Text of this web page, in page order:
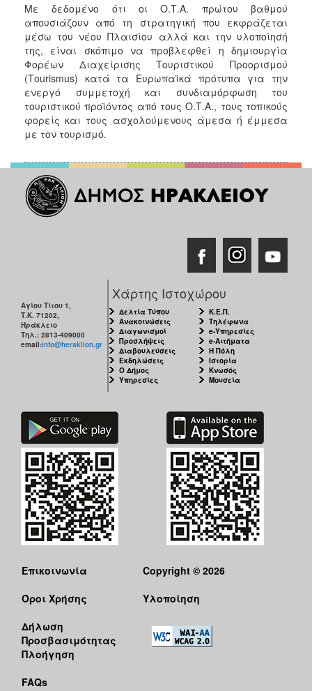
Με δεδομένο ότι οι Ο.Τ.Α. πρώτου βαθμού
απουσιάζουν από τη στρατηγική που εκφράζεται
μέσω του νέου Πλαισίου αλλά και την υλοποίησή
της, είναι σκόπιμο να προβλεφθεί η δημιουργία
Φορέων Διαχείρισης Τουριστικού Προορισμού
(Tοurismus) κατά τα Ευρωπαϊκά πρότυπα για την
ενεργό συμμετοχή και συνδιαμόρφωση του
τουριστικού προϊόντος από τους Ο.Τ.Α., τους τοπικούς
φορείς και τους ασχολούμενους άμεσα ή έμμεσα
με τον τουρισμό.
Αγίου Τίτου 1,
Τ.Κ. 71202,
Ηράκλειο
Τηλ.: 2813-409000
email:info@heraklion.gr
Χάρτης Ιστοχώρου
Δελτία Τύπου
Ανακοινώσεις
Διαγωνισμοί
Προσλήψεις
Διαβουλεύσεις
Εκδηλώσεις
Ο Δήμος
Υπηρεσίες
Κ.Ε.Π.
Τηλέφωνα
e-Υπηρεσίες
e-Αιτήματα
Η Πόλη
Ιστορία
Κνωσός
Μουσεία
Επικοινωνία
Όροι Χρήσης
Δήλωση
Προσβασιμότητας
Πλοήγηση
FAQs
Copyright © 2026
Υλοποίηση